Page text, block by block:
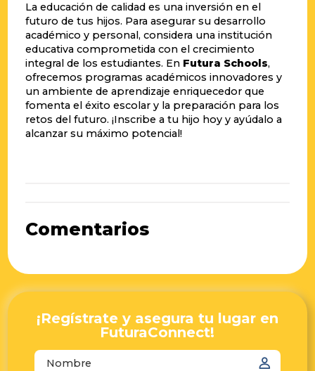
La educación de calidad es una inversión en el
futuro de tus hijos. Para asegurar su desarrollo
académico y personal, considera una institución
educativa comprometida con el crecimiento
integral de los estudiantes. En Futura Schools,
ofrecemos programas académicos innovadores y
un ambiente de aprendizaje enriquecedor que
fomenta el éxito escolar y la preparación para los
retos del futuro. ¡Inscribe a tu hijo hoy y ayúdalo a
alcanzar su máximo potencial!
Comentarios
¡Regístrate y asegura tu lugar en
FuturaConnect!